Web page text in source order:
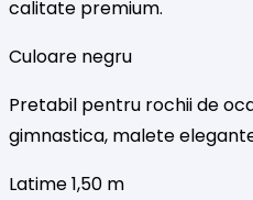
calitate premium.
Culoare negru
Pretabil pentru rochii de
gimnastica, malete
Latime 1,50 m